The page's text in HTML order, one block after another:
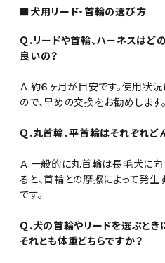
■犬用リード・首輪の選び方
Ｑ.リードや首輪、ハーネスはど
良いの？
Ａ.約６ヶ月が目安です。使用状
ので、早めの交換をお勧めします。
Ｑ.丸首輪、平首輪はそれぞれど
Ａ.一般的に丸首輪は長毛犬に向
ると、首輪との摩擦によって発
です。
Ｑ.犬の首輪やリードを選ぶとき
それとも体重どちらですか？